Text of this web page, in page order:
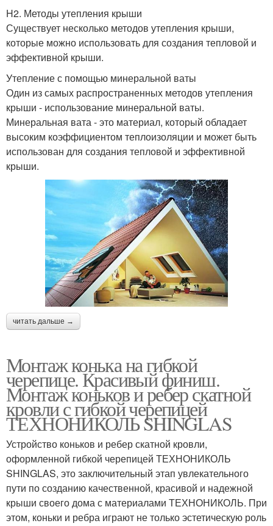
H2. Методы утепления крыши
Существует несколько методов утепления крыши,
которые можно использовать для создания тепловой и
эффективной крыши.
Утепление с помощью минеральной ваты
Один из самых распространенных методов утепления
крыши - использование минеральной ваты.
Минеральная вата - это материал, который обладает
высоким коэффициентом теплоизоляции и может быть
использован для создания тепловой и эффективной
крыши.
читать дальше →
Монтаж конька на гибкой
черепице. Красивый финиш.
Монтаж коньков и ребер скатной
кровли с гибкой черепицей
ТЕХНОНИКОЛЬ SHINGLAS
Устройство коньков и ребер скатной кровли,
оформленной гибкой черепицей ТЕХНОНИКОЛЬ
SHINGLAS, это заключительный этап увлекательного
пути по созданию качественной, красивой и надежной
крыши своего дома с материалами ТЕХНОНИКОЛЬ. При
этом, коньки и ребра играют не только эстетическую роль